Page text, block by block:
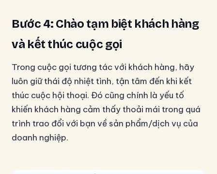
Bước 4: Chào tạm biệt khách hàng
và kết thúc cuộc gọi
Trong cuộc gọi tương tác với khách hàng, hãy
luôn giữ thái độ nhiệt tình, tận tâm đến khi kết
thúc cuộc hội thoại. Đó cũng chính là yếu tố
khiến khách hàng cảm thấy thoải mái trong quá
trình trao đổi với bạn về sản phẩm/dịch vụ của
doanh nghiệp.